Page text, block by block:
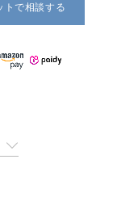
トで相談する